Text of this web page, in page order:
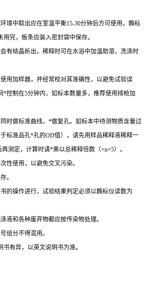
境中取出应在室温平衡15-30分钟后方可使用，酶标
用完，板条应装入密封袋中保存。
有结晶析出，稀释时可在水浴中加温助溶，洗涤时
用加样器，并经常校对其准确性，以避免试验误
*控制在5分钟内，如标本数量多，推荐使用排枪加
时做标准曲线， *做复孔。如标本中待测物质含量过
标准品孔*孔的OD值），请先用样品稀释液稀释一
再测定，计算时请*乘以总稀释倍数（×n×5）。
性使用，以避免交叉污染。
。
的操作进行，试验结果判定必须以酶标仪读数为
液和各种废弃物都应按传染物处理。
组分不得混用。
书有异，以英文说明书为准。